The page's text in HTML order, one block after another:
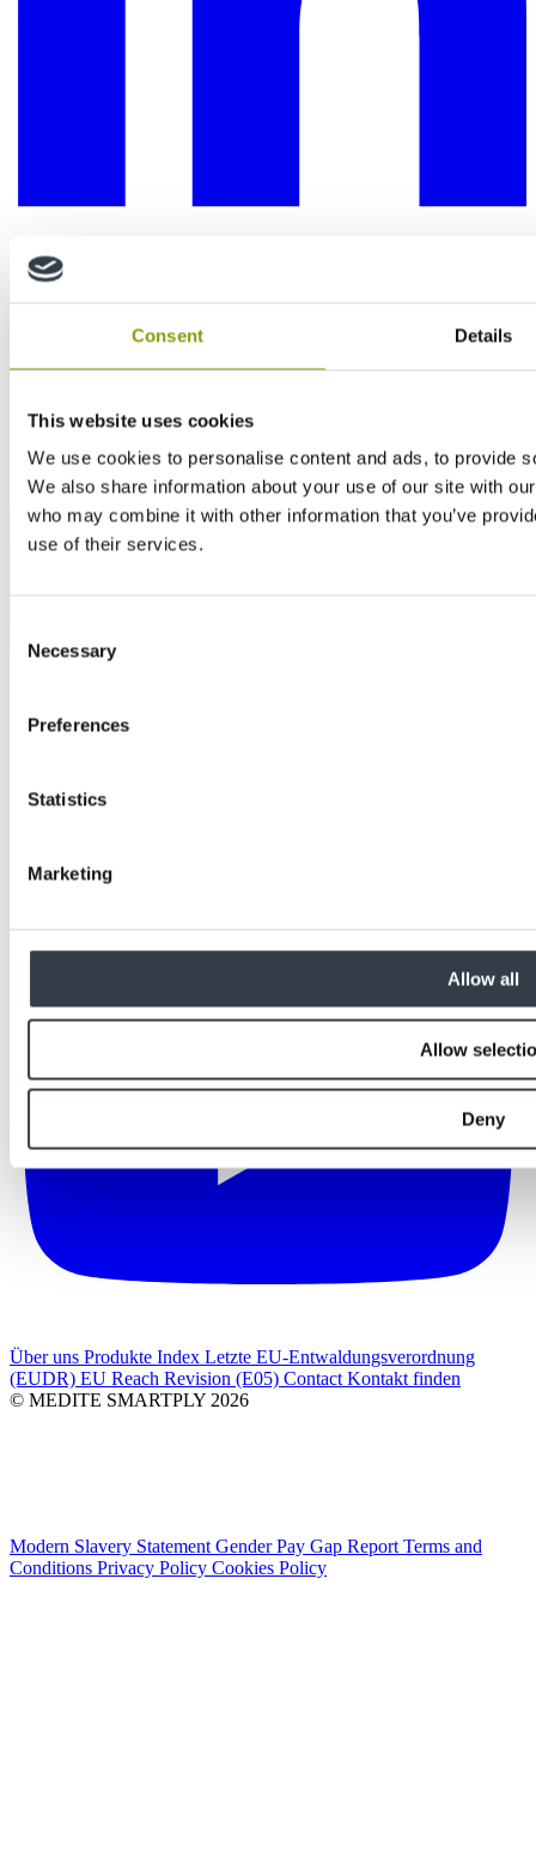
Consent Details
This website uses cookies
We use cookies to personalise content and ads, to provide
We also share information about your use of our site with
who may combine it with other information that you’ve
use of their services.
Selection
Necessary
Preferences
Statistics
Marketing
Allow all
Allow
Deny
Über uns Produkte Index Letzte EU-Entwaldungsverordnung
(EUDR) EU Reach Revision (E05) Contact Kontakt finden
© MEDITE SMARTPLY 2026
Modern Slavery Statement Gender Pay Gap Report Terms and
Conditions Privacy Policy Cookies Policy